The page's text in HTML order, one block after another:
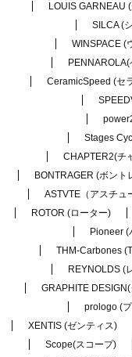
LOUIS GARNEAU
SILCA (
WINSPACE (
CeramicSpeed (セ
Stages
CHAPTER2(チ
BONTRAGER (ボント
ASTVTE（アスチュ
ROTOR (ローター)
Pioneer (
THM-Carbones
REYNOLDS (
GRAPHITE
prologo (
XENTIS (ゼンティス)
Scope(スコープ)